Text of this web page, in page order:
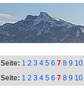
Seite: 1 2 3 4 5 6 7 8 9 10
Seite: 1 2 3 4 5 6 7 8 9 10